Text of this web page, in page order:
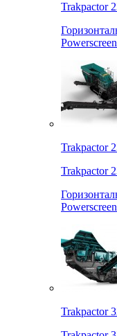
Trakpactor
Trakpactor
Trakpactor
Trakpactor